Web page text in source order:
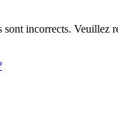
incorrects. Veuillez